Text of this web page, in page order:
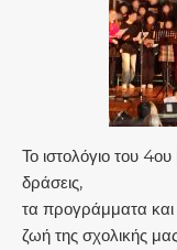
Το ιστολόγιο του
δράσεις,
τα προγράμματα και
ζωή της σχολικής